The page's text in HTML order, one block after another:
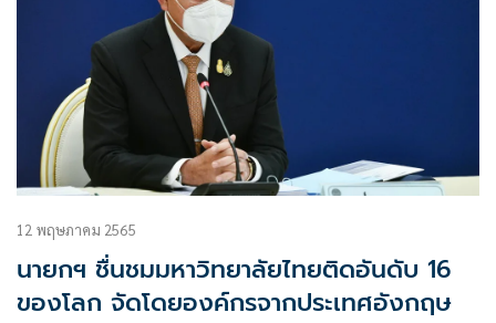
12 พฤษภาคม 2565
นายกฯ ชื่นชมมหาวิทยาลัยไทยติดอันดับ 16
ของโลก จัดโดยองค์กรจากประเทศอังกฤษ